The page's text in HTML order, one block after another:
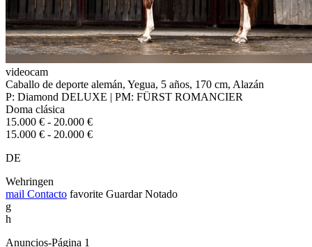
videocam
Caballo de deporte alemán, Yegua, 5 años, 170 cm, Alazán
P: Diamond DELUXE | PM: FÜRST ROMANCIER
Doma clásica
15.000 € - 20.000 €
15.000 € - 20.000 €
DE
Wehringen
mail Contacto favorite Guardar Notado
g
h
Anuncios-Página 1